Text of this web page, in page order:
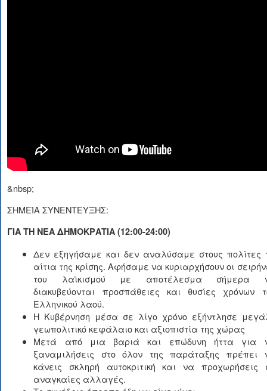
&nbsp;
ΣΗΜΕΊΑ ΣΥΝΕΝΤΕΥΞΗΣ:
ΓΙΑ ΤΗ ΝΕΑ ΔΗΜΟΚΡΑΤΙΑ (12:00-24:00)
Δεν εξηγήσαμε και δεν αναλύσαμε στους πολίτες
αίτια της κρίσης. Αφήσαμε να κυριαρχήσουν οι
του λαϊκισμού με αποτέλεσμα σήμερα
διακυβεύονται προσπάθειες και θυσίες χρόνων
Ελληνικού λαού.
Η Κυβέρνηση μέσα σε λίγο χρόνο εξήντλησε
γεωπολιτικό κεφάλαιο και αξιοπιστία της χώρας
Μετά από μια βαριά και επώδυνη ήττα για
ξαναμιλήσεις στο όλον της παράταξης πρέπει
κάνεις σκληρή αυτοκριτική και να προχωρήσεις
αναγκαίες αλλαγές.